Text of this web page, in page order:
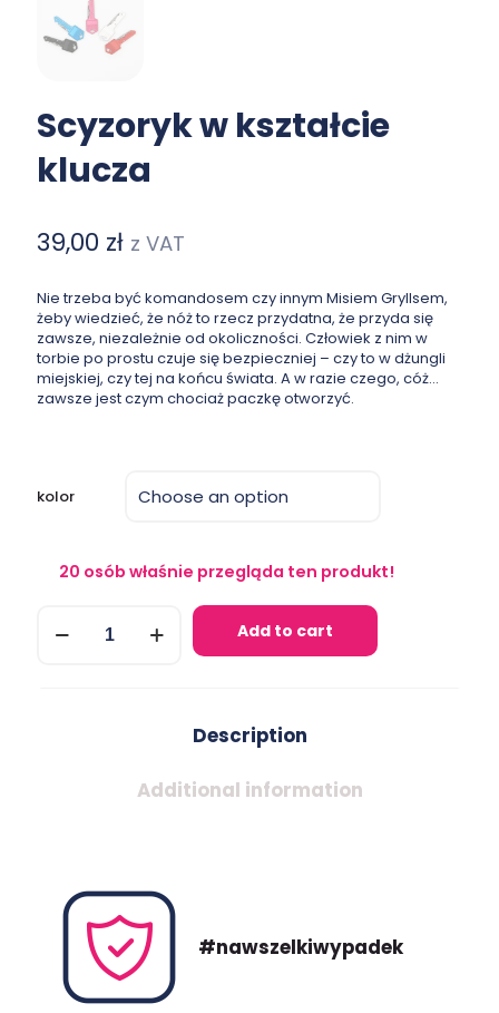
Scyzoryk w kształcie
klucza
39,00 zł z VAT
Nie trzeba być komandosem czy innym Misiem Gryllsem,
żeby wiedzieć, że nóż to rzecz przydatna, że przyda się
zawsze, niezależnie od okoliczności. Człowiek z nim w
torbie po prostu czuje się bezpieczniej – czy to w dżungli
miejskiej, czy tej na końcu świata. A w razie czego, cóż…
zawsze jest czym chociaż paczkę otworzyć.
kolor
20 osób właśnie przegląda ten produkt!
Add to cart
Description
Additional information
#nawszelkiwypadek